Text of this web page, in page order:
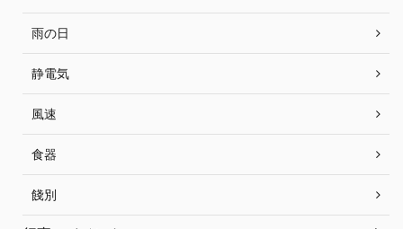
雨の日
静電気
風速
食器
餞別